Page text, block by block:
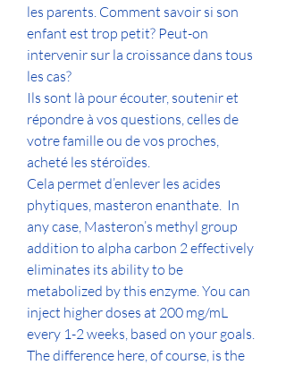
les parents. Comment savoir si son
enfant est trop petit? Peut-on
intervenir sur la croissance dans tous
les cas?
Ils sont là pour écouter, soutenir et
répondre à vos questions, celles de
votre famille ou de vos proches,
acheté les stéroïdes.
Cela permet d’enlever les acides
phytiques, masteron enanthate.  In
any case, Masteron’s methyl group
addition to alpha carbon 2 effectively
eliminates its ability to be
metabolized by this enzyme. You can
inject higher doses at 200 mg/mL
every 1-2 weeks, based on your goals.
The difference here, of course, is the